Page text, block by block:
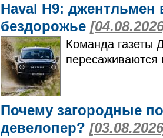
Haval H9: джентльмен
бездорожье
Команда газеты
пересаживаются
Почему загородные
девелопер?